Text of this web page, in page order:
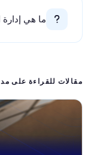
ما هي
مقالات للقراءة على